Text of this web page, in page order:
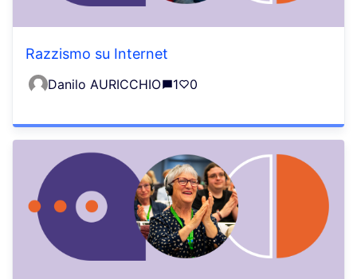
Razzismo su Internet
Danilo AURICCHIO 1 0